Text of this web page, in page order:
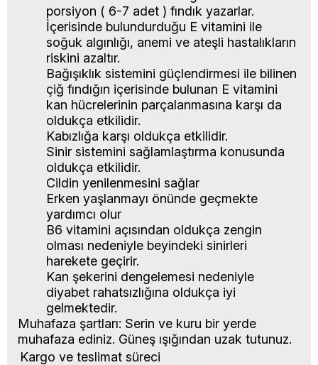
porsiyon ( 6-7 adet ) fındık yazarlar.
İçerisinde bulundurduğu E vitamini ile
soğuk algınlığı, anemi ve ateşli hastalıkların
riskini azaltır.
Bağışıklık sistemini güçlendirmesi ile bilinen
çiğ fındığın içerisinde bulunan E vitamini
kan hücrelerinin parçalanmasına karşı da
oldukça etkilidir.
Kabızlığa karşı oldukça etkilidir.
Sinir sistemini sağlamlaştırma konusunda
oldukça etkilidir.
Cildin yenilenmesini sağlar
Erken yaşlanmayı önünde geçmekte
yardımcı olur
B6 vitamini açısından oldukça zengin
olması nedeniyle beyindeki sinirleri
harekete geçirir.
Kan şekerini dengelemesi nedeniyle
diyabet rahatsızlığına oldukça iyi
gelmektedir.
Muhafaza şartları: Serin ve kuru bir yerde
muhafaza ediniz. Güneş ışığından uzak tutunuz.
Kargo ve teslimat süreci